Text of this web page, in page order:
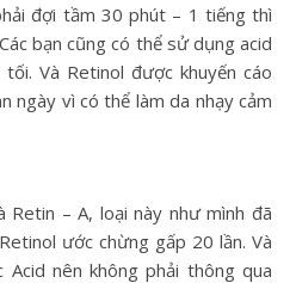
đợi tầm 30 phút – 1 tiếng thì
bạn cũng có thể sử dụng acid
Và Retinol được khuyến cáo
ngày vì có thể làm da nhạy cảm
Retin – A, loại này như mình đã
ước chừng gấp 20 lần. Và
Acid nên không phải thông qua